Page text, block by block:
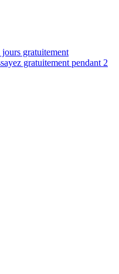
gratuitement
gratuitement pendant 2